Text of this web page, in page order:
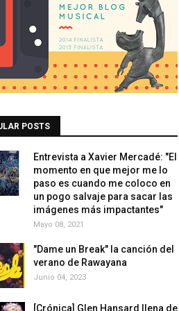
POSTS
Entrevista a Xavier Mercadé: "El
momento en que mejor me lo
paso es cuando me coloco en
un pogo salvaje para sacar las
imágenes más impactantes"
Mayo 08, 2021
"Dame un Break" la canción del
verano de Rawayana
Junio 04, 2023
[Crónica] Glen Hansard llena de